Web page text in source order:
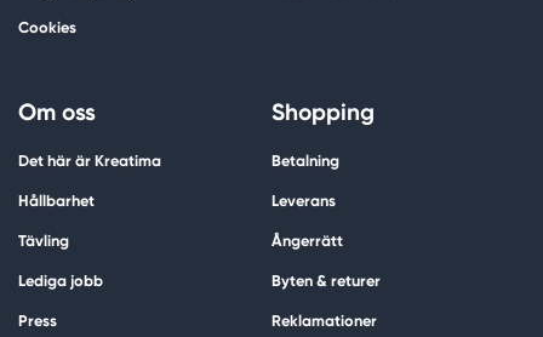
Cookies
Om oss
Det här är Kreatima
Hållbarhet
Tävling
Lediga jobb
Press
Shopping
Betalning
Leverans
Ångerrätt
Byten & returer
Reklamationer